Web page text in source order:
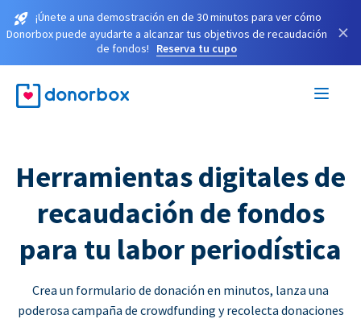
¡Únete a una demostración en de 30 minutos para ver cómo
Donorbox puede ayudarte a alcanzar tus objetivos de recaudación
de fondos!
Reserva tu cupo
×
Herramientas digitales de
recaudación de fondos
para tu labor periodística
Crea un formulario de donación en minutos, lanza una
poderosa campaña de crowdfunding y recolecta donaciones